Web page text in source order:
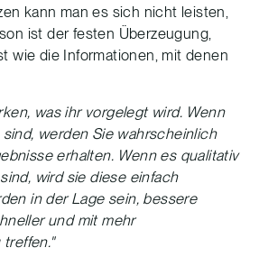
kann man es sich nicht leisten,
ist der festen Überzeugung,
wie die Informationen, mit denen
was ihr vorgelegt wird. Wenn
werden Sie wahrscheinlich
erhalten. Wenn es qualitativ
wird sie diese einfach
in der Lage sein, bessere
und mit mehr
treffen."